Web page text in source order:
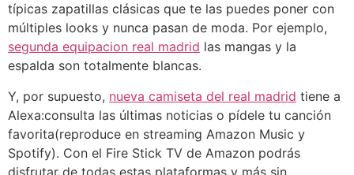
típicas zapatillas clásicas que te las puedes poner con
múltiples looks y nunca pasan de moda. Por ejemplo,
segunda equipacion real madrid las mangas y la
espalda son totalmente blancas.
Y, por supuesto, nueva camiseta del real madrid tiene a
Alexa:consulta las últimas noticias o pídele tu canción
favorita(reproduce en streaming Amazon Music y
Spotify). Con el Fire Stick TV de Amazon podrás
disfrutar de todas estas plataformas y más sin